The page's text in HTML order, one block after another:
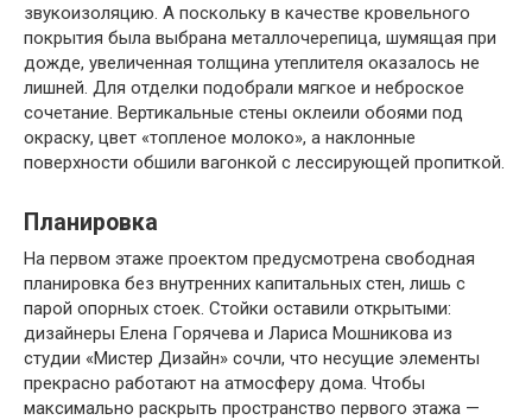
звукоизоляцию. А поскольку в качестве кровельного
покрытия была выбрана металлочерепица, шумящая при
дожде, увеличенная толщина утеплителя оказалось не
лишней. Для отделки подобрали мягкое и неброское
сочетание. Вертикальные стены оклеили обоями под
окраску, цвет «топленое молоко», а наклонные
поверхности обшили вагонкой с лессирующей пропиткой.
Планировка
На первом этаже проектом предусмотрена свободная
планировка без внутренних капитальных стен, лишь с
парой опорных стоек. Стойки оставили открытыми:
дизайнеры Елена Горячева и Лариса Мошникова из
студии «Мистер Дизайн» сочли, что несущие элементы
прекрасно работают на атмосферу дома. Чтобы
максимально раскрыть пространство первого этажа —